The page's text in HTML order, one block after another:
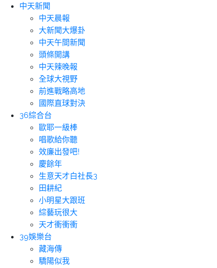
中天新聞
中天晨報
大新聞大爆卦
中天午間新聞
頭條開講
中天辣晚報
全球大視野
前進戰略高地
國際直球對決
36綜合台
歐耶一級棒
唱歌給你聽
效廉出發吧!
慶餘年
生意天才白社長3
田耕紀
小明星大跟班
綜藝玩很大
天才衝衝衝
39娛樂台
藏海傳
驕陽似我